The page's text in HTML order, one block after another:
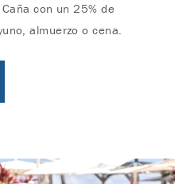
con un 25% de
almuerzo o cena.